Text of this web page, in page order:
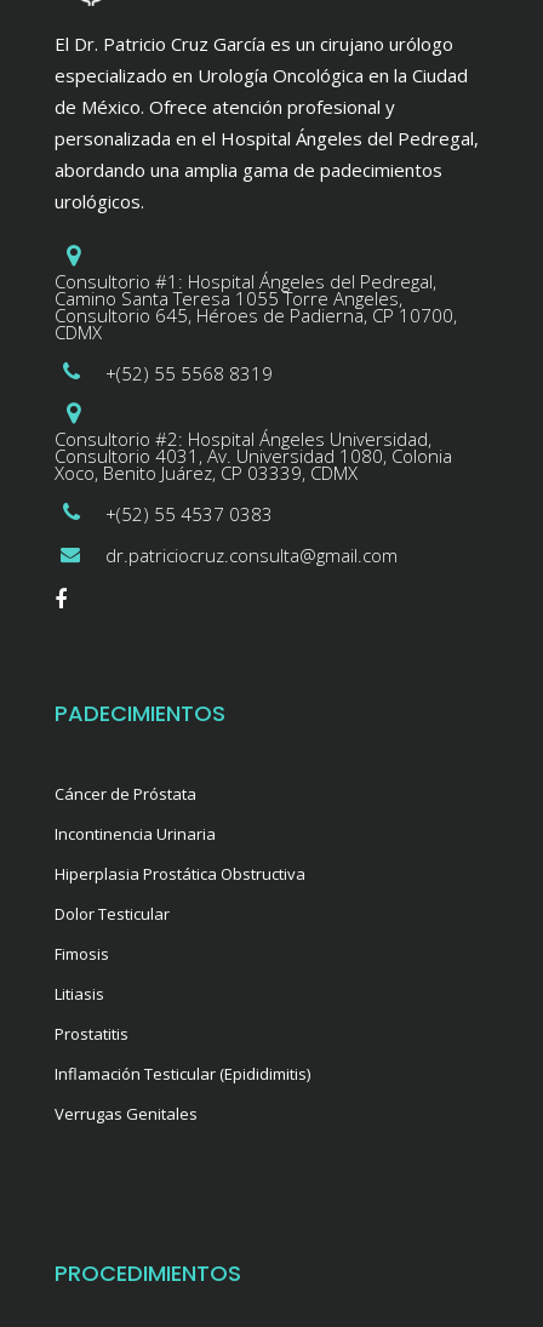
El Dr. Patricio Cruz García es un cirujano urólogo
especializado en Urología Oncológica en la Ciudad
de México. Ofrece atención profesional y
personalizada en el Hospital Ángeles del Pedregal,
abordando una amplia gama de padecimientos
urológicos.
Consultorio #1: Hospital Ángeles del Pedregal,
Camino Santa Teresa 1055 Torre Angeles,
Consultorio 645, Héroes de Padierna, CP 10700,
CDMX
+(52) 55 5568 8319
Consultorio #2: Hospital Ángeles Universidad,
Consultorio 4031, Av. Universidad 1080, Colonia
Xoco, Benito Juárez, CP 03339, CDMX
+(52) 55 4537 0383
dr.patriciocruz.consulta@gmail.com
PADECIMIENTOS
Cáncer de Próstata
Incontinencia Urinaria
Hiperplasia Prostática Obstructiva
Dolor Testicular
Fimosis
Litiasis
Prostatitis
Inflamación Testicular (Epididimitis)
Verrugas Genitales
PROCEDIMIENTOS